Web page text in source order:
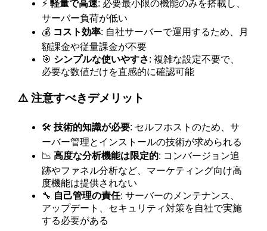
⚡軽量で高速: 必要最小限の機能のみを搭載し、
サーバー負荷が低い
💰 コスト効率: 自社サーバーで運用するため、月
額課金や従量課金が不要
🎯 シンプルな使いやすさ: 複雑な設定不要で、
必要な数値だけを直感的に確認可能
⚠️ 注意すべきデメリット
🛠️技術的知識が必要: セルフホストのため、サ
ーバー管理とインストールの技術が求められる
📉高度な分析機能は限定的: コンバージョン追
跡やファネル分析など、マーケティング向け高
度機能は提供されない
🔧 自己管理の責任: サーバーのメンテナンス、
アップデート、セキュリティ対策を自社で実施
する必要がある